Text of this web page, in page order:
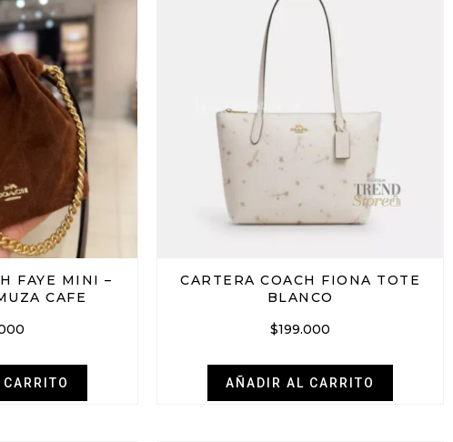
FAYE MINI –
CAFE
CARTERA COACH FIONA TOTE
BLANCO
$199.000
AÑADIR AL CARRITO